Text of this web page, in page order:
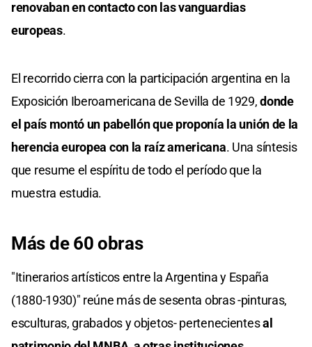
renovaban en contacto con las vanguardias
europeas.
El recorrido cierra con la participación argentina en la
Exposición Iberoamericana de Sevilla de 1929,donde
el país montó un pabellón que proponía la unión de la
herencia europea con la raíz americana. Una síntesis
que resume el espíritu de todo el período que la
muestra estudia.
Más de 60 obras
"Itinerarios artísticos entre la Argentina y España
(1880-1930)" reúne más de sesenta obras -pinturas,
esculturas, grabados y objetos- pertenecientesal